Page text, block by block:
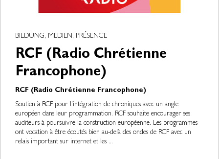
BILDUNG, MEDIEN, PRÉSENCE
RCF (Radio Chrétienne
Francophone)
RCF (Radio Chrétienne Francophone)
Soutien à RCF pour l’intégration de chroniques avec un angle
européen dans leur programmation. RCF souhaite encourager ses
auditeurs à poursuivre la construction européenne. Les programmes
ont vocation à être écoutés bien au-delà des ondes de RCF avec un
relais important sur internet et les ...